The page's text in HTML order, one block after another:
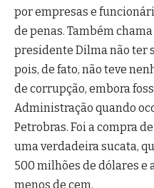
por empresas e
de penas. Também
presidente Dilma não ter
pois, de fato, não teve
de corrupção, embora
Administração quando
Petrobras. Foi a compra
uma verdadeira sucata,
500 milhões de dólares e
menos de cem.